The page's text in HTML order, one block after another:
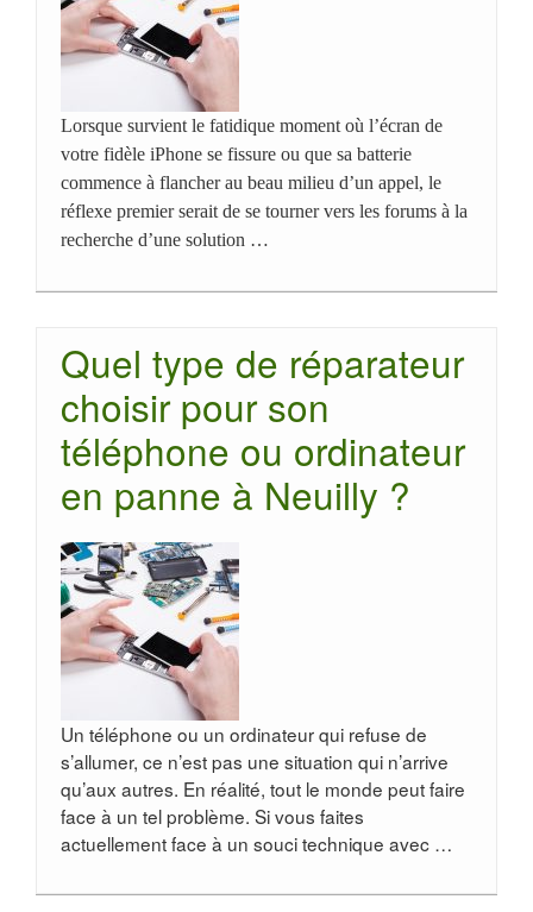
Lorsque survient le fatidique moment où l’écran de
votre fidèle iPhone se fissure ou que sa batterie
commence à flancher au beau milieu d’un appel, le
réflexe premier serait de se tourner vers les forums à la
recherche d’une solution …
Quel type de réparateur
choisir pour son
téléphone ou ordinateur
en panne à Neuilly ?
Un téléphone ou un ordinateur qui refuse de
s’allumer, ce n’est pas une situation qui n’arrive
qu’aux autres. En réalité, tout le monde peut faire
face à un tel problème. Si vous faites
actuellement face à un souci technique avec …